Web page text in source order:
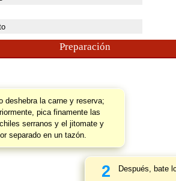
Preparación
deshebra la carne y reserva;
pica finamente las
serranos y el jitomate y
separado en un tazón.
2
Después, bate